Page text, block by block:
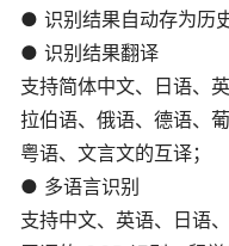
● 识别结果自动存为历
● 识别结果翻译
支持简体中文、日语、
拉伯语、俄语、德语、
粤语、文言文的互译；
● 多语言识别
支持中文、英语、日语